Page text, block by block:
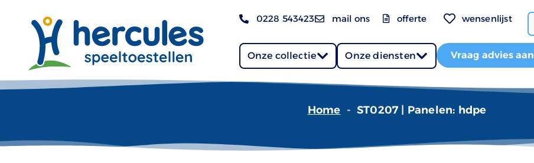
0228 543423 mail ons offerte wensenlijst
Onze collectie Onze diensten Vraag advies aan
Home - ST0207 | Panelen: hdpe